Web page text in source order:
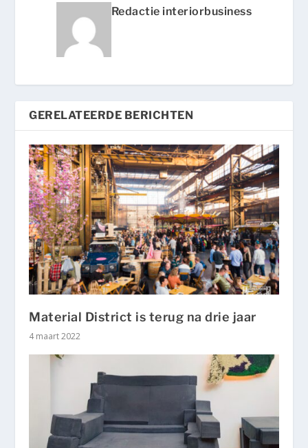
Redactie interiorbusiness
GERELATEERDE BERICHTEN
Material District is terug na drie jaar
4 maart 2022